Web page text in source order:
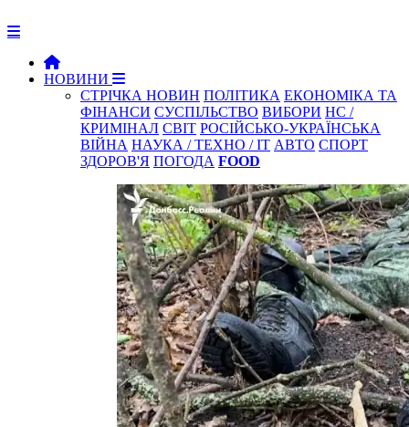
НОВИНИ
СТРІЧКА НОВИН ПОЛІТИКА ЕКОНОМІКА ТА
ФІНАНСИ СУСПІЛЬСТВО ВИБОРИ НС /
КРИМІНАЛ СВІТ РОСІЙСЬКО-УКРАЇНСЬКА
ВІЙНА НАУКА / ТЕХНО / IT АВТО СПОРТ
ЗДОРОВ'Я ПОГОДА FOOD